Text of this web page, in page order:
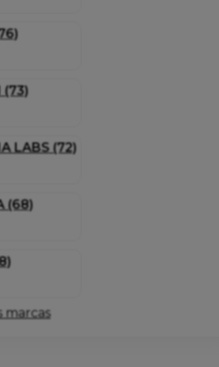
(73)
LABS (72)
(68)
marcas